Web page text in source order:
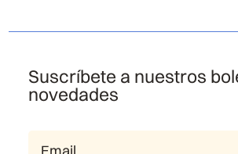
Suscríbete a nuestros
novedades